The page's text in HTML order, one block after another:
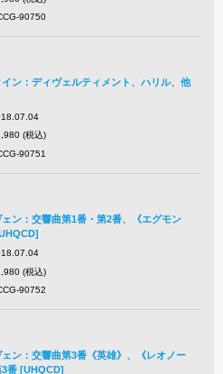
90750
ン：ディヴェルティメント、ハリル、他
(税込)
90751
ン：交響曲第1番・第2番、《エグモン
(税込)
90752
ン：交響曲第3番《英雄》、《レオノー
3番 [UHQCD]